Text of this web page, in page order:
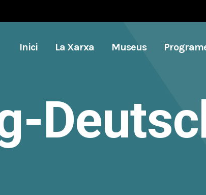
Inici La Xarxa Museus